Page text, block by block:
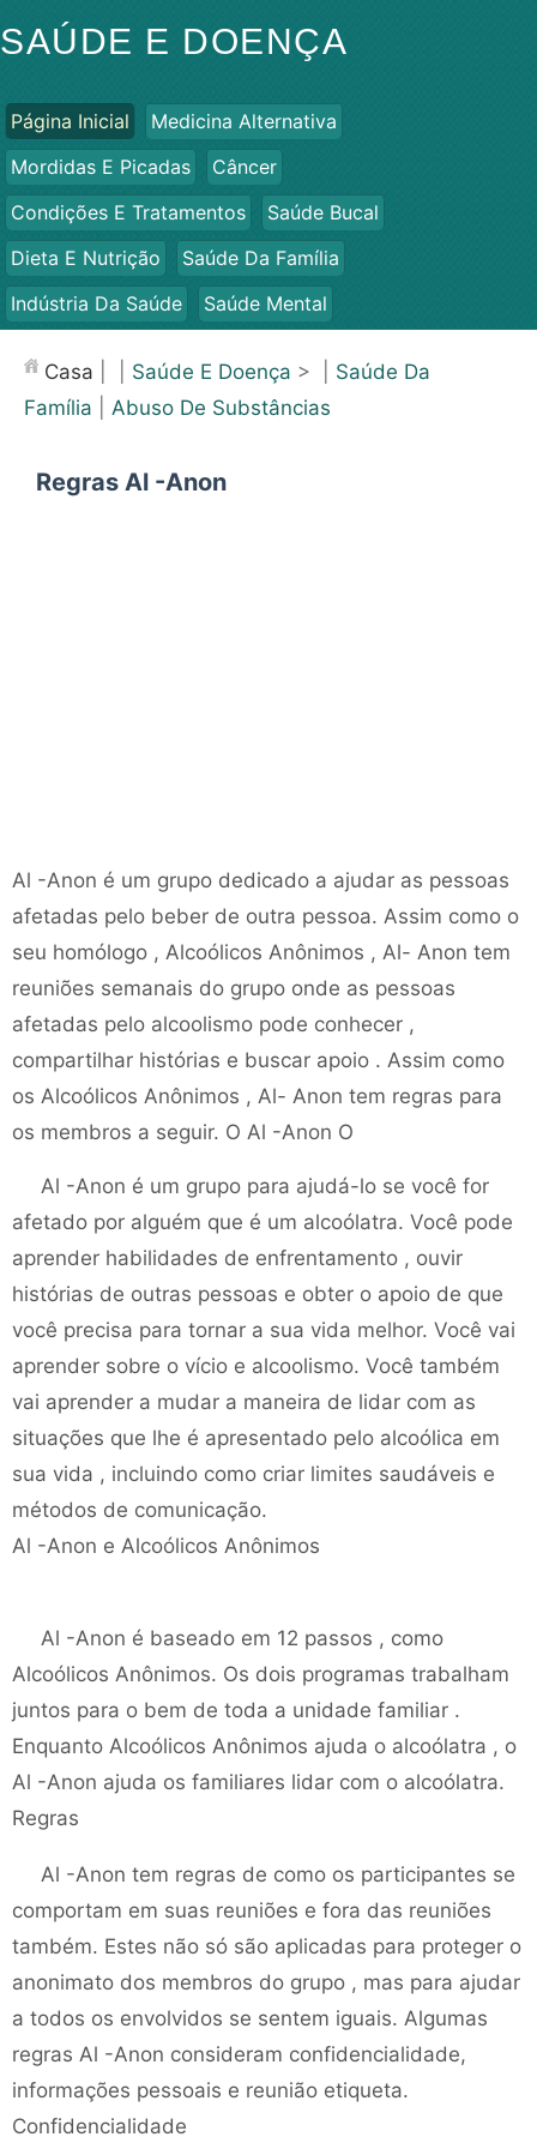
SAÚDE E DOENÇA
Página Inicial
Medicina Alternativa
Mordidas E Picadas
Câncer
Condições E Tratamentos
Saúde Bucal
Dieta E Nutrição
Saúde Da Família
Indústria Da Saúde
Saúde Mental
Saúde
Casa Saúde E Doença > | Saúde Da
Família
Abuso De Substâncias
Regras Al -Anon
Al -Anon é um grupo dedicado a ajudar as pessoas
afetadas pelo beber de outra pessoa. Assim como o
seu homólogo , Alcoólicos Anônimos , Al- Anon tem
reuniões semanais do grupo onde as pessoas
afetadas pelo alcoolismo pode conhecer ,
compartilhar histórias e buscar apoio . Assim como
os Alcoólicos Anônimos , Al- Anon tem regras para
os membros a seguir. O Al -Anon O
Al -Anon é um grupo para ajudá-lo se você for
afetado por alguém que é um alcoólatra. Você pode
aprender habilidades de enfrentamento , ouvir
histórias de outras pessoas e obter o apoio de que
você precisa para tornar a sua vida melhor. Você vai
aprender sobre o vício e alcoolismo. Você também
vai aprender a mudar a maneira de lidar com as
situações que lhe é apresentado pelo alcoólica em
sua vida , incluindo como criar limites saudáveis ​​e
métodos de comunicação.
Al -Anon e Alcoólicos Anônimos
Al -Anon é baseado em 12 passos , como
Alcoólicos Anônimos. Os dois programas trabalham
juntos para o bem de toda a unidade familiar .
Enquanto Alcoólicos Anônimos ajuda o alcoólatra , o
Al -Anon ajuda os familiares lidar com o alcoólatra.
Regras
Al -Anon tem regras de como os participantes se
comportam em suas reuniões e fora das reuniões
também. Estes não só são aplicadas para proteger o
anonimato dos membros do grupo , mas para ajudar
a todos os envolvidos se sentem iguais. Algumas
regras Al -Anon consideram confidencialidade,
informações pessoais e reunião etiqueta.
Confidencialidade